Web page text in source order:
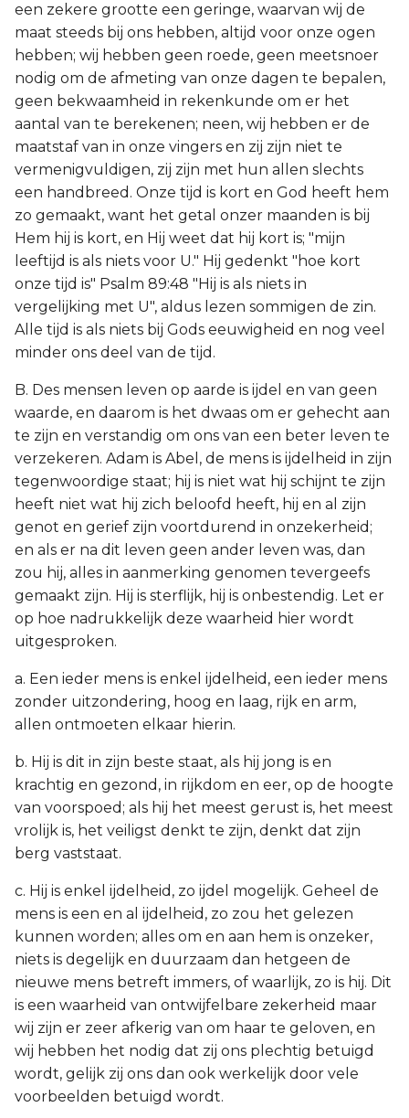
een zekere grootte een geringe, waarvan wij de
maat steeds bij ons hebben, altijd voor onze ogen
hebben; wij hebben geen roede, geen meetsnoer
nodig om de afmeting van onze dagen te bepalen,
geen bekwaamheid in rekenkunde om er het
aantal van te berekenen; neen, wij hebben er de
maatstaf van in onze vingers en zij zijn niet te
vermenigvuldigen, zij zijn met hun allen slechts
een handbreed. Onze tijd is kort en God heeft hem
zo gemaakt, want het getal onzer maanden is bij
Hem hij is kort, en Hij weet dat hij kort is; "mijn
leeftijd is als niets voor U." Hij gedenkt "hoe kort
onze tijd is" Psalm 89:48 "Hij is als niets in
vergelijking met U", aldus lezen sommigen de zin.
Alle tijd is als niets bij Gods eeuwigheid en nog veel
minder ons deel van de tijd.
B. Des mensen leven op aarde is ijdel en van geen
waarde, en daarom is het dwaas om er gehecht aan
te zijn en verstandig om ons van een beter leven te
verzekeren. Adam is Abel, de mens is ijdelheid in zijn
tegenwoordige staat; hij is niet wat hij schijnt te zijn
heeft niet wat hij zich beloofd heeft, hij en al zijn
genot en gerief zijn voortdurend in onzekerheid;
en als er na dit leven geen ander leven was, dan
zou hij, alles in aanmerking genomen tevergeefs
gemaakt zijn. Hij is sterflijk, hij is onbestendig. Let er
op hoe nadrukkelijk deze waarheid hier wordt
uitgesproken.
a. Een ieder mens is enkel ijdelheid, een ieder mens
zonder uitzondering, hoog en laag, rijk en arm,
allen ontmoeten elkaar hierin.
b. Hij is dit in zijn beste staat, als hij jong is en
krachtig en gezond, in rijkdom en eer, op de hoogte
van voorspoed; als hij het meest gerust is, het meest
vrolijk is, het veiligst denkt te zijn, denkt dat zijn
berg vaststaat.
c. Hij is enkel ijdelheid, zo ijdel mogelijk. Geheel de
mens is een en al ijdelheid, zo zou het gelezen
kunnen worden; alles om en aan hem is onzeker,
niets is degelijk en duurzaam dan hetgeen de
nieuwe mens betreft immers, of waarlijk, zo is hij. Dit
is een waarheid van ontwijfelbare zekerheid maar
wij zijn er zeer afkerig van om haar te geloven, en
wij hebben het nodig dat zij ons plechtig betuigd
wordt, gelijk zij ons dan ook werkelijk door vele
voorbeelden betuigd wordt.